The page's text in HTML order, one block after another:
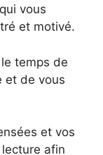
vous
et motivé.
temps de
et de vous
et vos
afin